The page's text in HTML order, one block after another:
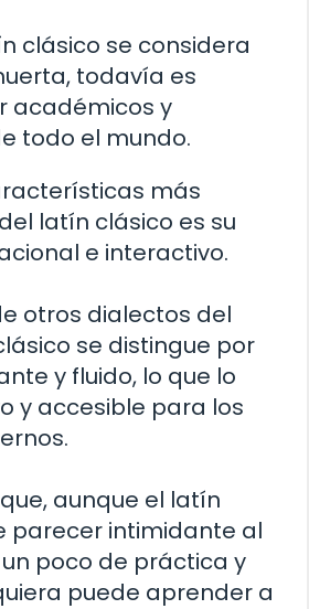
clásico se considera
todavía es
académicos y
todo el mundo.
más
latín clásico es su
e interactivo.
otros dialectos del
se distingue por
y fluido, lo que lo
y accesible para los
aunque el latín
parecer intimidante al
poco de práctica y
puede aprender a